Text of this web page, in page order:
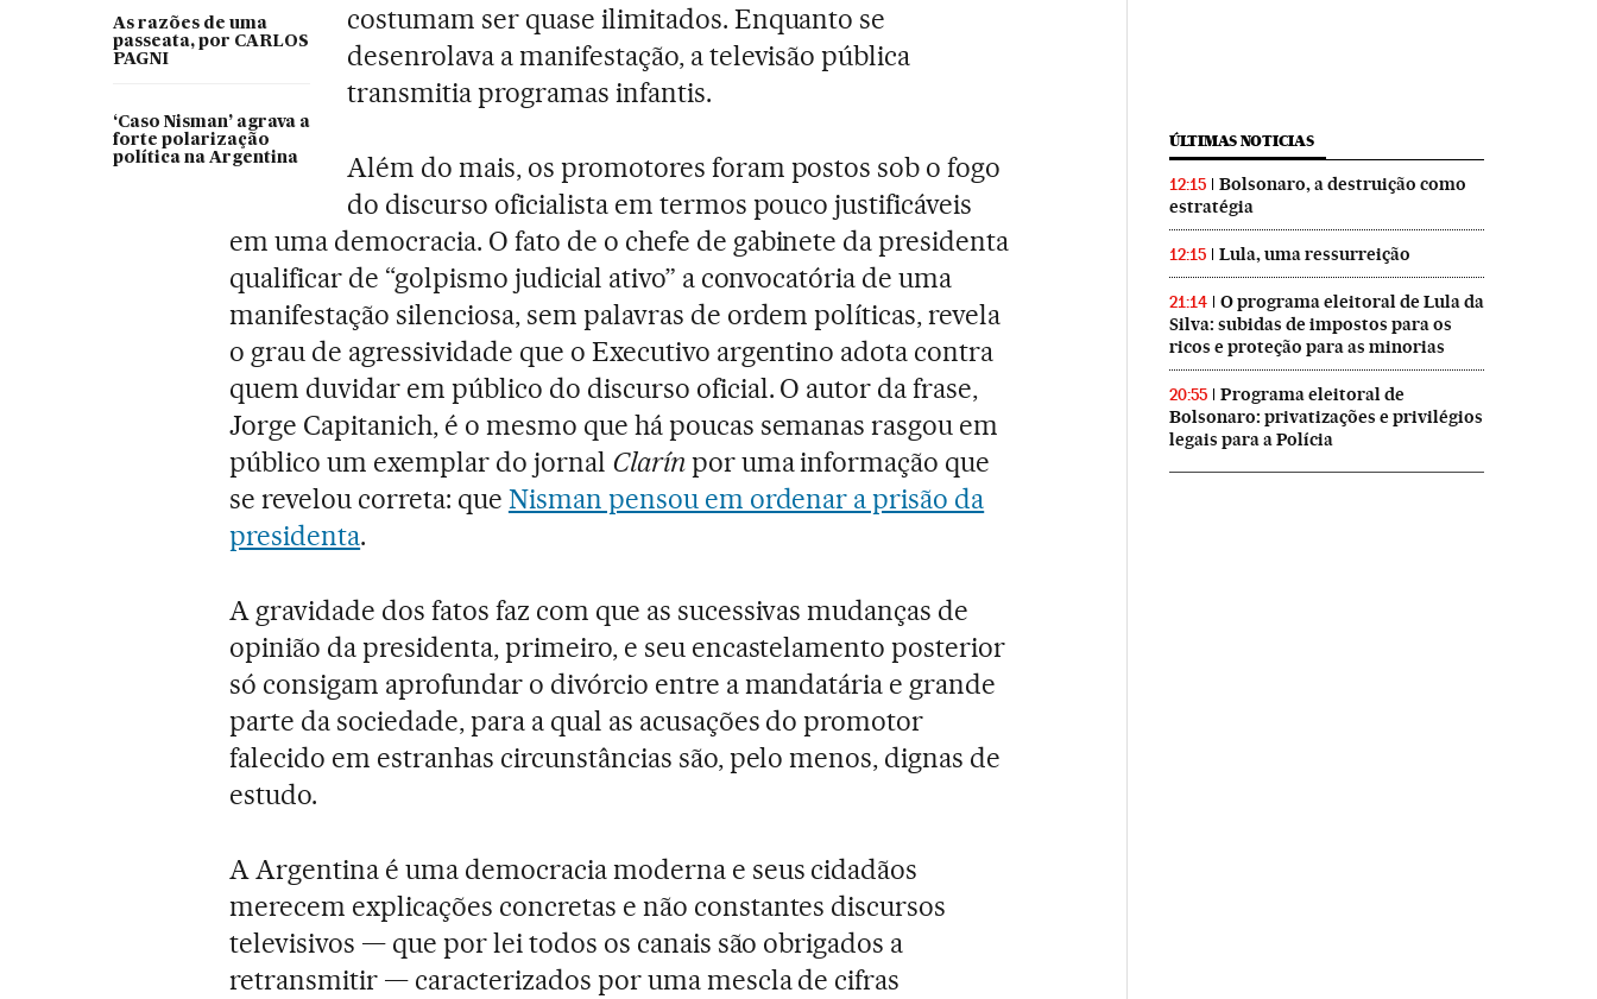
As razões de uma
passeata, por CARLOS
PAGNI
‘Caso Nisman’ agrava a
forte polarização
política na Argentina
costumam ser quase ilimitados. Enquanto se
desenrolava a manifestação, a televisão pública
transmitia programas infantis.
Além do mais, os promotores foram postos sob o fogo
do discurso oficialista em termos pouco justificáveis
em uma democracia. O fato de o chefe de gabinete da presidenta
qualificar de “golpismo judicial ativo” a convocatória de uma
manifestação silenciosa, sem palavras de ordem políticas, revela
o grau de agressividade que o Executivo argentino adota contra
quem duvidar em público do discurso oficial. O autor da frase,
Jorge Capitanich, é o mesmo que há poucas semanas rasgou em
público um exemplar do jornal Clarínpor uma informação que
se revelou correta: que Nisman pensou em ordenar a prisão da
presidenta.
A gravidade dos fatos faz com que as sucessivas mudanças de
opinião da presidenta, primeiro, e seu encastelamento posterior
só consigam aprofundar o divórcio entre a mandatária e grande
parte da sociedade, para a qual as acusações do promotor
falecido em estranhas circunstâncias são, pelo menos, dignas de
estudo.
A Argentina é uma democracia moderna e seus cidadãos
merecem explicações concretas e não constantes discursos
televisivos — que por lei todos os canais são obrigados a
retransmitir — caracterizados por uma mescla de cifras
ÚLTIMAS NOTICIAS
12:15
Bolsonaro, a destruição como
estratégia
12:15 Lula, uma ressurreição
21:14
O programa eleitoral de Lula da
Silva: subidas de impostos para os
ricos e proteção para as minorias
20:55
Programa eleitoral de
Bolsonaro: privatizações e privilégios
legais para a Polícia